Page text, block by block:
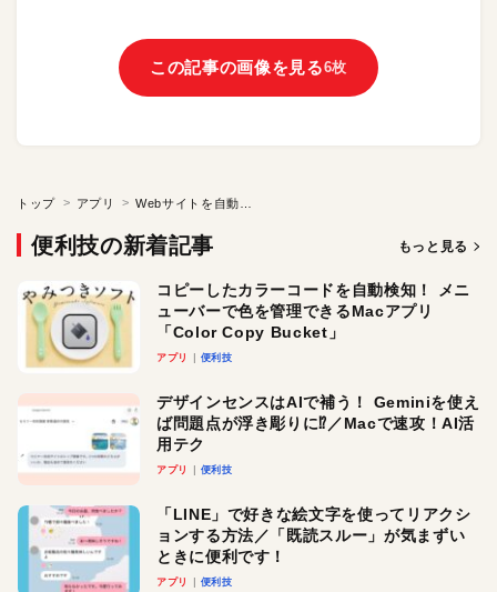
この記事の画像を見る6枚
トップ アプリ
便利技の新着記事 もっと見る
コピーしたカラーコードを自動検知！ メニ
ューバーで色を管理できるMacアプリ
「Color Copy Bucket」
アプリ 便利技
デザインセンスはAIで補う！ Geminiを使え
ば問題点が浮き彫りに⁉︎／Macで速攻！AI活
用テク
アプリ 便利技
「LINE」で好きな絵文字を使ってリアクシ
ョンする方法／「既読スルー」が気まずい
ときに便利です！
アプリ 便利技